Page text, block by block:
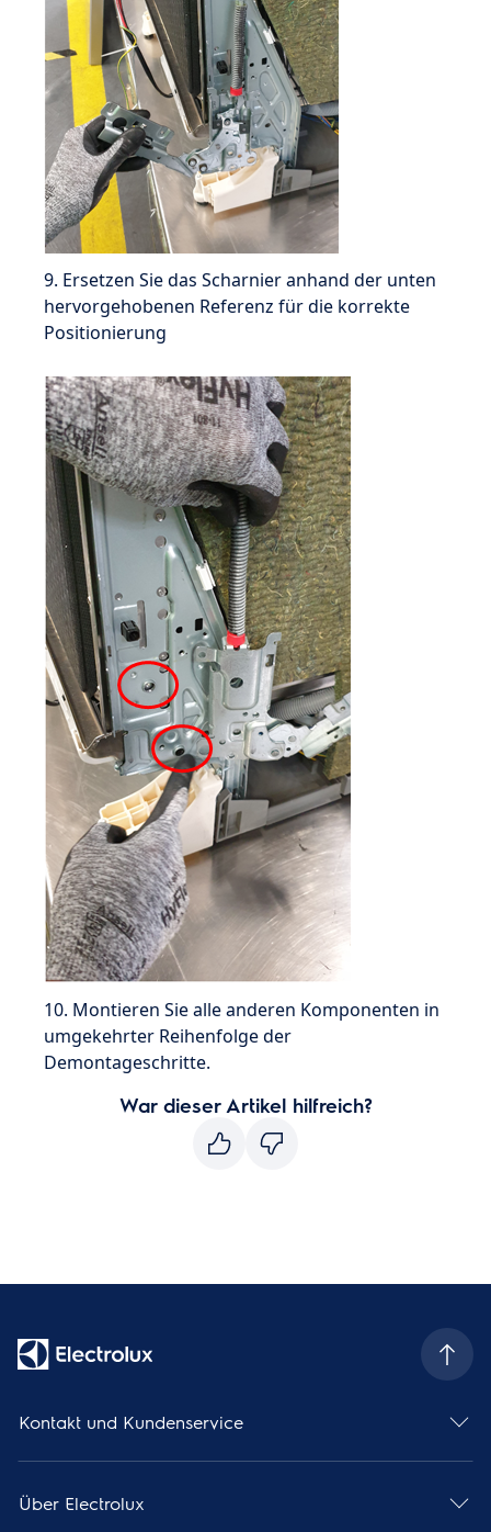
9. Ersetzen Sie das Scharnier anhand der unten
hervorgehobenen Referenz für die korrekte
Positionierung
10. Montieren Sie alle anderen Komponenten in
umgekehrter Reihenfolge der
Demontageschritte.
War dieser Artikel hilfreich?
Kontakt und Kundenservice
Über Electrolux